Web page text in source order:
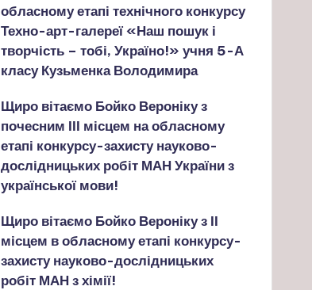
обласному етапі технічного конкурсу
Техно-арт-галереї «Наш пошук і
творчість – тобі, Україно!» учня 5-А
класу Кузьменка Володимира
Щиро вітаємо Бойко Вероніку з
почесним ІІІ місцем на обласному
етапі конкурсу-захисту науково-
дослідницьких робіт МАН України з
української мови!
Щиро вітаємо Бойко Вероніку з ІІ
місцем в обласному етапі конкурсу-
захисту науково-дослідницьких
робіт МАН з хімії!